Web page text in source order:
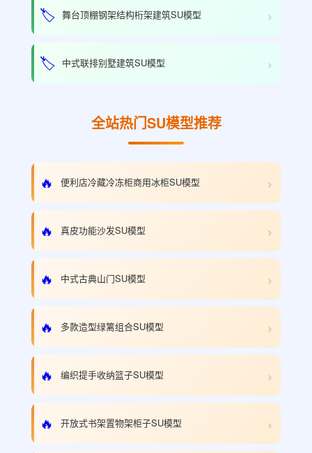
🏷️ 舞台顶棚钢架结构桁架建筑SU模型 ›
🏷️ 中式联排别墅建筑SU模型 ›
全站热门SU模型推荐
🔥 便利店冷藏冷冻柜商用冰柜SU模型 ›
🔥 真皮功能沙发SU模型 ›
🔥 中式古典山门SU模型 ›
🔥 多款造型绿篱组合SU模型 ›
🔥 编织提手收纳篮子SU模型 ›
🔥 开放式书架置物架柜子SU模型 ›